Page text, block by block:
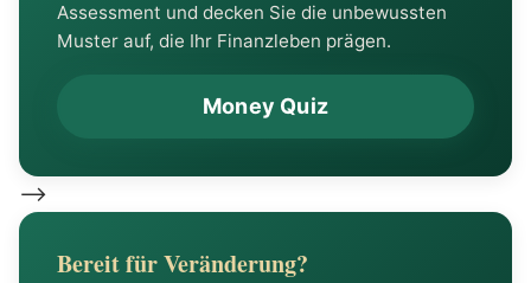
Assessment und decken Sie die unbewussten
Muster auf, die Ihr Finanzleben prägen.
Money Quiz
-->
Bereit für Veränderung?